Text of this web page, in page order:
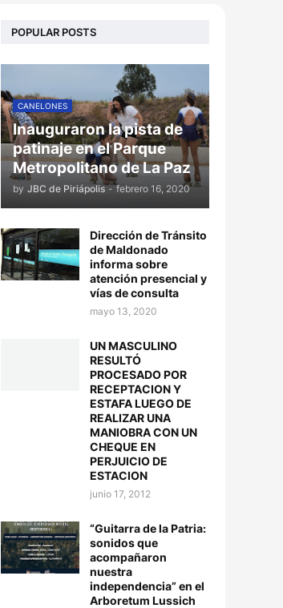
POPULAR POSTS
CANELONES
Inauguraron la pista de
patinaje en el Parque
Metropolitano de La Paz
by JBC de Piriápolis - febrero 16, 2020
Dirección de Tránsito
de Maldonado
informa sobre
atención presencial y
vías de consulta
mayo 13, 2020
UN MASCULINO
RESULTÓ
PROCESADO POR
RECEPTACION Y
ESTAFA LUEGO DE
REALIZAR UNA
MANIOBRA CON UN
CHEQUE EN
PERJUICIO DE
ESTACION
junio 17, 2012
“Guitarra de la Patria:
sonidos que
acompañaron
nuestra
independencia” en el
Arboretum Lussich